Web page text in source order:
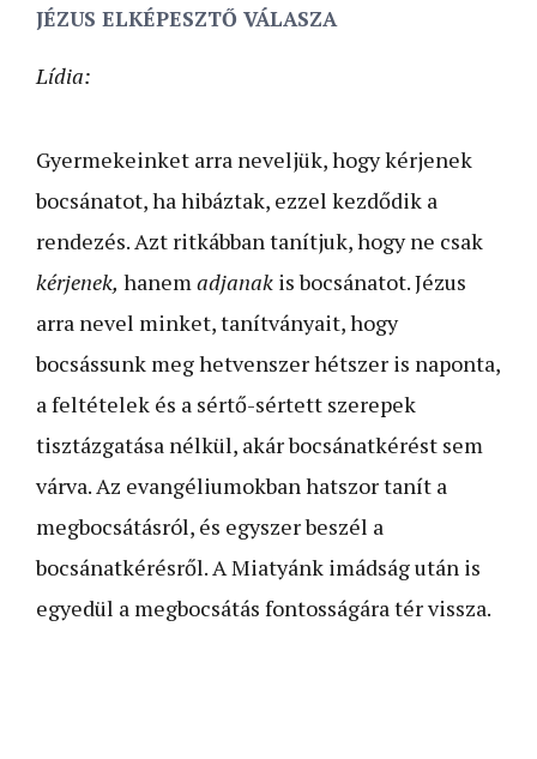
JÉZUS ELKÉPESZTŐ VÁLASZA
Lídia:
Gyermekeinket arra neveljük, hogy kérjenek
bocsánatot, ha hibáztak, ezzel kezdődik a
rendezés. Azt ritkábban tanítjuk, hogy ne csak
kérjenek, hanemadjanak is bocsánatot. Jézus
arra nevel minket, tanítványait, hogy
bocsássunk meg hetvenszer hétszer is naponta,
a feltételek és a sértő-sértett szerepek
tisztázgatása nélkül, akár bocsánatkérést sem
várva. Az evangéliumokban hatszor tanít a
megbocsátásról, és egyszer beszél a
bocsánatkérésről. A Miatyánk imádság után is
egyedül a megbocsátás fontosságára tér vissza.